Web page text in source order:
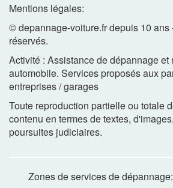
Mentions légales:
© depannage-voiture.fr depuis 10 ans
réservés.
Activité : Assistance de dépannage et
automobile. Services proposés aux
entreprises / garages
Toute reproduction partielle ou totale
contenu en termes de textes,
poursuites judiciaires.
Zones de services de